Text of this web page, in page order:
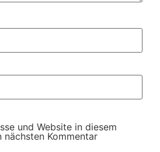
und Website in diesem
nächsten Kommentar